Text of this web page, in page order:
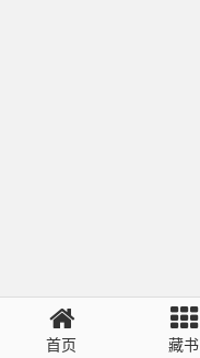
首页 藏书